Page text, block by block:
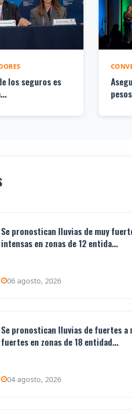
los seguros es
Se pronostican lluvias de muy
intensas en zonas de 12 entida...
06 agosto, 2026
Se pronostican lluvias de fuertes a
fuertes en zonas de 18 entidad...
04 agosto, 2026